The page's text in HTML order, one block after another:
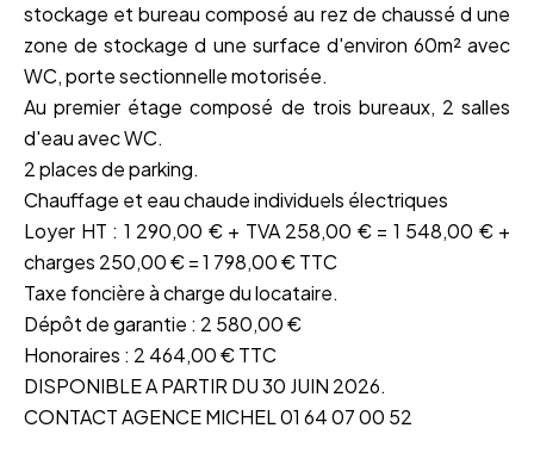
stockage et bureau composé au rez de chaussé d une
zone de stockage d une surface d'environ 60m² avec
WC, porte sectionnelle motorisée.
Au premier étage composé de trois bureaux, 2 salles
d'eau avec WC.
2 places de parking.
Chauffage et eau chaude individuels électriques
Loyer HT : 1 290,00 € + TVA 258,00 € = 1 548,00 € +
charges 250,00 € = 1 798,00 € TTC
Taxe foncière à charge du locataire.
Dépôt de garantie : 2 580,00 €
Honoraires : 2 464,00 € TTC
DISPONIBLE A PARTIR DU 30 JUIN 2026.
CONTACT AGENCE MICHEL 01 64 07 00 52